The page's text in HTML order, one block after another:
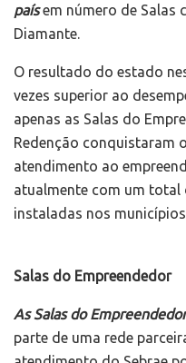
país em número de Salas
Diamante.
O resultado do estado
vezes superior ao
apenas as Salas do
Redenção conquistaram
atendimento ao
atualmente com um total
instaladas nos
Salas do Empreendedor
As Salas do Empreendedor
parte de uma rede